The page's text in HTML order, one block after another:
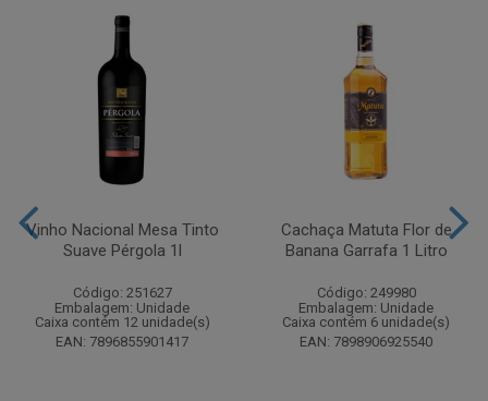
Vinho Nacional Mesa Tinto
Suave Pérgola 1l
Código: 251627
Embalagem: Unidade
Caixa contém 12 unidade(s)
EAN: 7896855901417
Cachaça Matuta Flor de
Banana Garrafa 1 Litro
Código: 249980
Embalagem: Unidade
Caixa contém 6 unidade(s)
EAN: 7898906925540